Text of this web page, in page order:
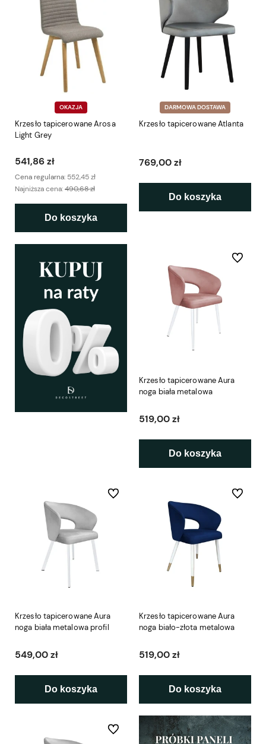
OKAZJA
Krzesło tapicerowane Arosa
Light Grey
541,86 zł
Cena regularna: 552,45 zł
Najniższa cena:490,68 zł
Do koszyka
DARMOWA DOSTAWA
Krzesło tapicerowane Atlanta
769,00 zł
Do koszyka
Krzesło tapicerowane Aura
noga biała metalowa
519,00 zł
Do koszyka
Do
Krzesło tapicerowane Aura
noga biała metalowa profil
549,00 zł
Do koszyka
Do ulubionych
Krzesło tapicerowane Aura
noga biało-złota metalowa
519,00 zł
Do koszyka
Do
Do ulubionych